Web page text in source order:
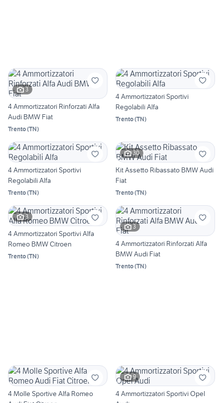
3
4 Ammortizzatori Rinforzati Alfa
Audi BMW Fiat
Trento(TN)
4 Ammortizzatori Sportivi
Regolabili Alfa
Trento(TN)
4 Ammortizzatori Sportivi
Regolabili Alfa
Trento(TN)
30
Kit Assetto Ribassato BMW Audi
Fiat
Trento(TN)
3
4 Ammortizzatori Sportivi Alfa
Romeo BMW Citroen
Trento(TN)
3
4 Ammortizzatori Rinforzati Alfa
BMW Audi Fiat
Trento(TN)
4 Molle Sportive Alfa Romeo
9
4 Ammortizzatori Sportivi Opel